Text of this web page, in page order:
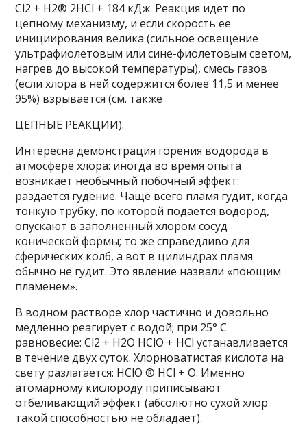
Cl2 + H2® 2HCl + 184 кДж. Реакция идет по
цепному механизму, и если скорость ее
инициирования велика (сильное освещение
ультрафиолетовым или сине-фиолетовым светом,
нагрев до высокой температуры), смесь газов
(если хлора в ней содержится более 11,5 и менее
95%) взрывается (см. также
ЦЕПНЫЕ РЕАКЦИИ).
Интересна демонстрация горения водорода в
атмосфере хлора: иногда во время опыта
возникает необычный побочный эффект:
раздается гудение. Чаще всего пламя гудит, когда
тонкую трубку, по которой подается водород,
опускают в заполненный хлором сосуд
конической формы; то же справедливо для
сферических колб, а вот в цилиндрах пламя
обычно не гудит. Это явление назвали «поющим
пламенем».
В водном растворе хлор частично и довольно
медленно реагирует с водой; при 25° С
равновесие: Cl2 + H2O HClO + HCl устанавливается
в течение двух суток. Хлорноватистая кислота на
свету разлагается: HClO ® HCl + O. Именно
атомарному кислороду приписывают
отбеливающий эффект (абсолютно сухой хлор
такой способностью не обладает).